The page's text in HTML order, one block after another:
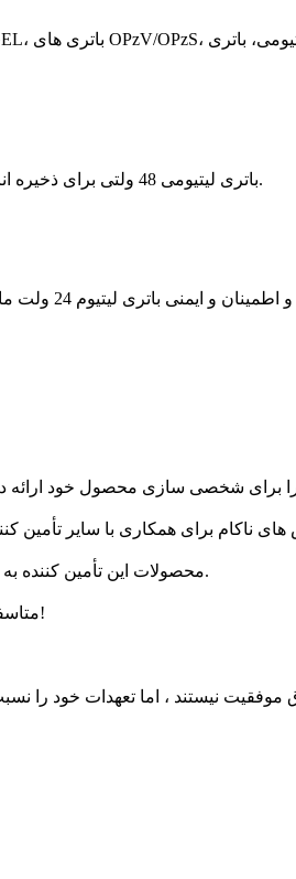
باتری لیتیومی 48 ولتی برای ذخیره انرژی سیستم خورشیدی، یو پی اس، مخابرات، برق پشتیبان.
محصولات این تأمین کننده به زیبایی بسته بندی شده و برای ارائه دوستان بسیار مناسب هستند.
متاسفم که اکنون رسید را تأیید کردم ، از این کالاها بسیار راضی هستم!